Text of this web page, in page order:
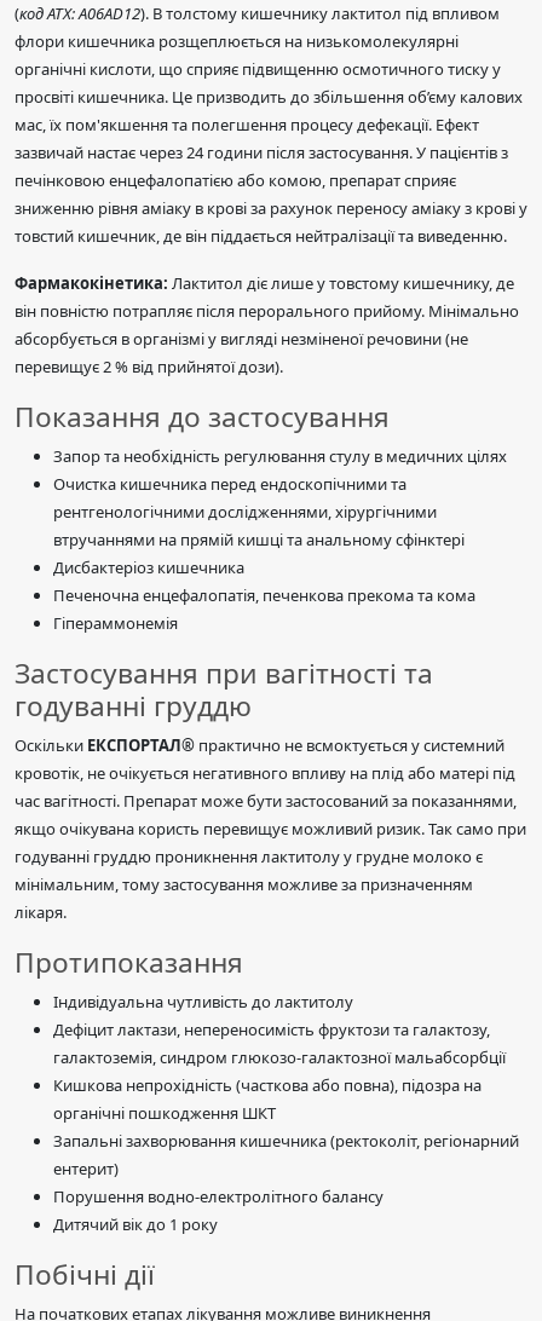
(код АТХ: А06АD12). В толстому кишечнику лактитол під впливом
флори кишечника розщеплюється на низькомолекулярні
органічні кислоти, що сприяє підвищенню осмотичного тиску у
просвіті кишечника. Це призводить до збільшення об’єму калових
мас, їх пом'якшення та полегшення процесу дефекації. Ефект
зазвичай настає через 24 години після застосування. У пацієнтів з
печінковою енцефалопатією або комою, препарат сприяє
зниженню рівня аміаку в крові за рахунок переносу аміаку з крові у
товстий кишечник, де він піддається нейтралізації та виведенню.
Фармакокінетика: Лактитол діє лише у товстому кишечнику, де
він повністю потрапляє після перорального прийому. Мінімально
абсорбується в організмі у вигляді незміненої речовини (не
перевищує 2 % від прийнятої дози).
Показання до застосування
Запор та необхідність регулювання стулу в медичних цілях
Очистка кишечника перед ендоскопічними та
рентгенологічними дослідженнями, хірургічними
втручаннями на прямій кишці та анальному сфінктері
Дисбактеріоз кишечника
Печеночна енцефалопатія, печенкова прекома та кома
Гіпераммонемія
Застосування при вагітності та
годуванні груддю
Оскільки ЕКСПОРТАЛ® практично не всмоктується у системний
кровотік, не очікується негативного впливу на плід або матері під
час вагітності. Препарат може бути застосований за показаннями,
якщо очікувана користь перевищує можливий ризик. Так само при
годуванні груддю проникнення лактитолу у грудне молоко є
мінімальним, тому застосування можливе за призначенням
лікаря.
Протипоказання
Індивідуальна чутливість до лактитолу
Дефіцит лактази, непереносимість фруктози та галактозу,
галактоземія, синдром глюкозо-галактозної мальабсорбції
Кишкова непрохідність (часткова або повна), підозра на
органічні пошкодження ШКТ
Запальні захворювання кишечника (ректоколіт, регіонарний
ентерит)
Порушення водно-електролітного балансу
Дитячий вік до 1 року
Побічні дії
На початкових етапах лікування можливе виникнення